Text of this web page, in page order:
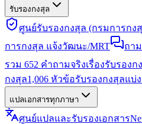
รับรองกงสุล
ศูนย์รับรองกงสุล (กรมการกง
การกงสุล แจ้งวัฒนะ/MRT
ถา
รวม 652 คำถามจริงเรื่องรับรองก
กงสุล1,006 หัวข้อรับรองกงสุลแบ่
แปลเอกสารทุกภาษา
ศูนย์แปลและรับรองเอกสาร